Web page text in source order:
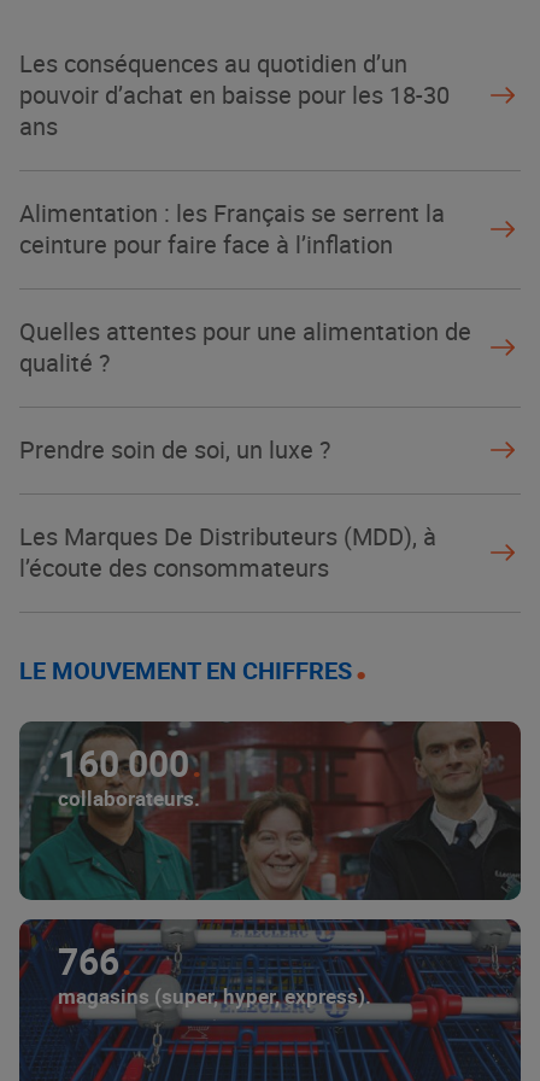
Les conséquences au quotidien d’un
pouvoir d’achat en baisse pour les 18-30
ans
Alimentation : les Français se serrent la
ceinture pour faire face à l’inflation
Quelles attentes pour une alimentation de
qualité ?
Prendre soin de soi, un luxe ?
Les Marques De Distributeurs (MDD), à
l’écoute des consommateurs
LE MOUVEMENT EN CHIFFRES
160 000
collaborateurs.
766
magasins (super, hyper, express).